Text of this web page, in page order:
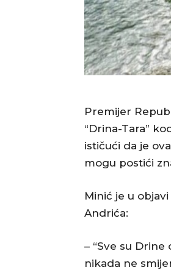
Premijer
“Drina-Tara”
ističući da je
mogu postići
Minić je u
Andrića:
– “Sve su
nikada ne